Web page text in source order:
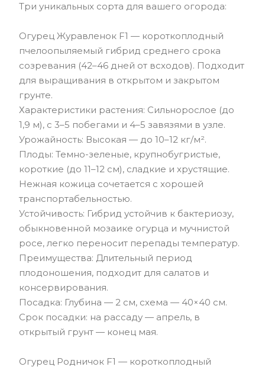
Три уникальных сорта для вашего огорода:
Огурец Журавленок F1 — короткоплодный
пчелоопыляемый гибрид среднего срока
созревания (42–46 дней от всходов). Подходит
для выращивания в открытом и закрытом
грунте.
Характеристики растения: Сильнорослое (до
1,9 м), с 3–5 побегами и 4–5 завязями в узле.
Урожайность: Высокая — до 10–12 кг/м².
Плоды: Темно-зеленые, крупнобугристые,
короткие (до 11–12 см), сладкие и хрустящие.
Нежная кожица сочетается с хорошей
транспортабельностью.
Устойчивость: Гибрид устойчив к бактериозу,
обыкновенной мозаике огурца и мучнистой
росе, легко переносит перепады температур.
Преимущества: Длительный период
плодоношения, подходит для салатов и
консервирования.
Посадка: Глубина — 2 см, схема — 40×40 см.
Срок посадки: на рассаду — апрель, в
открытый грунт — конец мая.
Огурец Родничок F1 — короткоплодный